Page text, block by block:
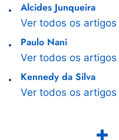
Alcides Junqueira
Ver todos os artigos
Paulo Nani
Ver todos os artigos
Kennedy da Silva
Ver todos os artigos